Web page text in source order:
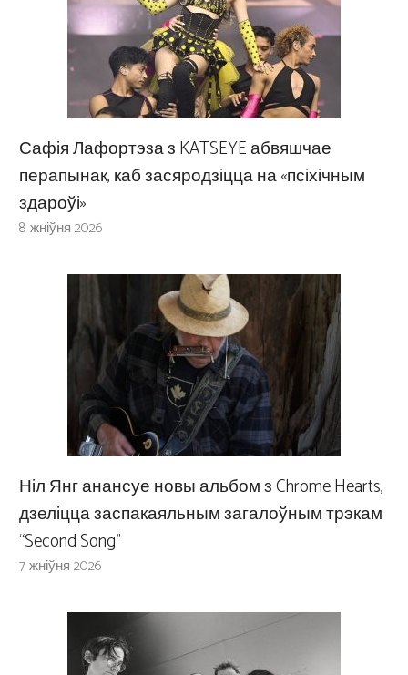
Сафія Лафортэза з KATSEYE абвяшчае
перапынак, каб засяродзіцца на «псіхічным
здароўі»
8 жніўня 2026
Ніл Янг анансуе новы альбом з Chrome Hearts,
дзеліцца заспакаяльным загалоўным трэкам
“Second Song”
7 жніўня 2026